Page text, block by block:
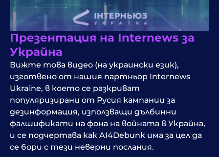
Презентация на Internews за
Украйна
Вижте това видео (на украински език),
изготвено от нашия партньор Internews
Ukraine, в което се разкриват
популяризирани от Русия кампании за
дезинформация, използващи дълбинни
фалшификати на фона на войната в Украйна,
и се подчертава как AI4Debunk има за цел да
се бори с тези неверни послания.